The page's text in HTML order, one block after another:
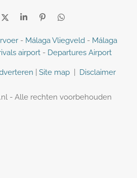
D
e
S
a
e
P
n
n
e
D
l
n
- Málaga Vliegveld- Málaga
airport- Departures Airport
Site map Disclaimer
- Alle rechten voorbehouden